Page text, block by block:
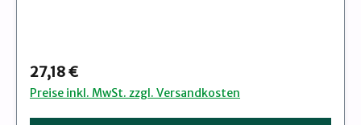
Regulärer Preis:
27,18 €
Preise inkl. MwSt. zzgl. Versandkosten